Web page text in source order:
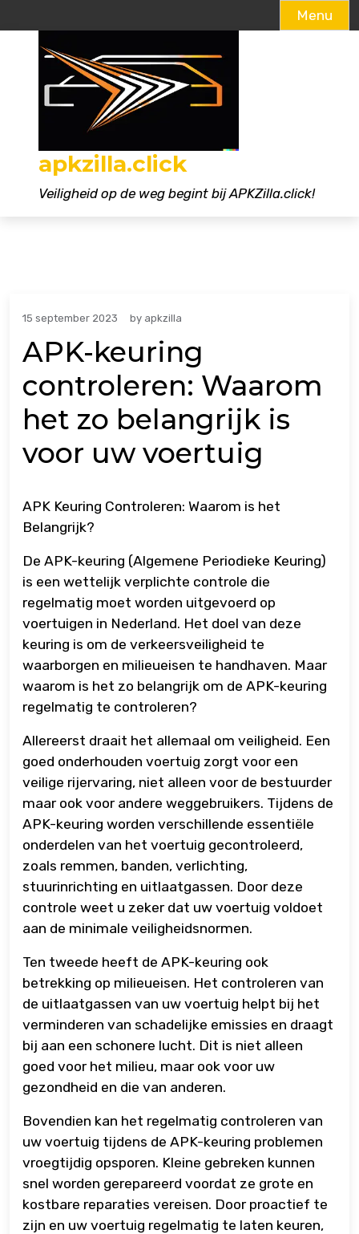
Menu
apkzilla.click
Veiligheid op de weg begint bij APKZilla.click!
15 september 2023 by apkzilla
APK-keuring
controleren: Waarom
het zo belangrijk is
voor uw voertuig
APK Keuring Controleren: Waarom is het
Belangrijk?
De APK-keuring (Algemene Periodieke Keuring)
is een wettelijk verplichte controle die
regelmatig moet worden uitgevoerd op
voertuigen in Nederland. Het doel van deze
keuring is om de verkeersveiligheid te
waarborgen en milieueisen te handhaven. Maar
waarom is het zo belangrijk om de APK-keuring
regelmatig te controleren?
Allereerst draait het allemaal om veiligheid. Een
goed onderhouden voertuig zorgt voor een
veilige rijervaring, niet alleen voor de bestuurder
maar ook voor andere weggebruikers. Tijdens de
APK-keuring worden verschillende essentiële
onderdelen van het voertuig gecontroleerd,
zoals remmen, banden, verlichting,
stuurinrichting en uitlaatgassen. Door deze
controle weet u zeker dat uw voertuig voldoet
aan de minimale veiligheidsnormen.
Ten tweede heeft de APK-keuring ook
betrekking op milieueisen. Het controleren van
de uitlaatgassen van uw voertuig helpt bij het
verminderen van schadelijke emissies en draagt
bij aan een schonere lucht. Dit is niet alleen
goed voor het milieu, maar ook voor uw
gezondheid en die van anderen.
Bovendien kan het regelmatig controleren van
uw voertuig tijdens de APK-keuring problemen
vroegtijdig opsporen. Kleine gebreken kunnen
snel worden gerepareerd voordat ze grote en
kostbare reparaties vereisen. Door proactief te
zijn en uw voertuig regelmatig te laten keuren,